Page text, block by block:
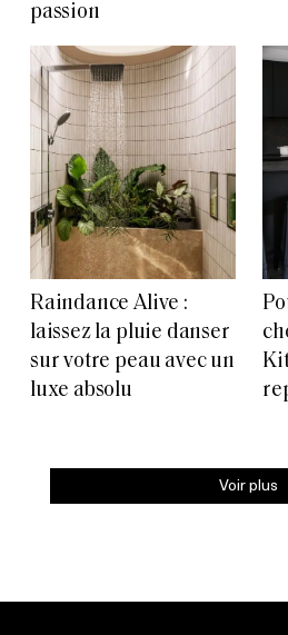
passion
Raindance Alive :
laissez la pluie danser
sur votre peau avec un
luxe absolu
Voir plus